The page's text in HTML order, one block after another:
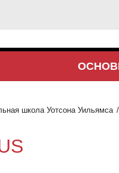
школа Уотсона Уильямса